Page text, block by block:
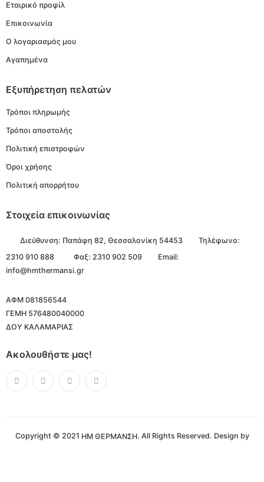
Εταιρικό προφίλ
Επικοινωνία
Ο λογαριασμός μου
Αγαπημένα
Εξυπήρετηση πελατών
Τρόποι πληρωμής
Τρόποι αποστολής
Πολιτική επιστροφών
Όροι χρήσης
Πολιτική απορρήτου
Στοιχεία επικοινωνίας
Διεύθυνση: Παπάφη 82, Θεσσαλονίκη 54453
Τηλέφωνο:
2310 910 888
Φαξ: 2310 902 509
Email:
info@hmthermansi.gr
ΑΦΜ 081856544
ΓΕΜΗ 576480040000
ΔΟΥ ΚΑΛΑΜΑΡΙΑΣ
Ακολουθήστε μας!
Copyright © 2021 ΗΜ ΘΕΡΜΑΝΣΗ. All Rights Reserved. Design by